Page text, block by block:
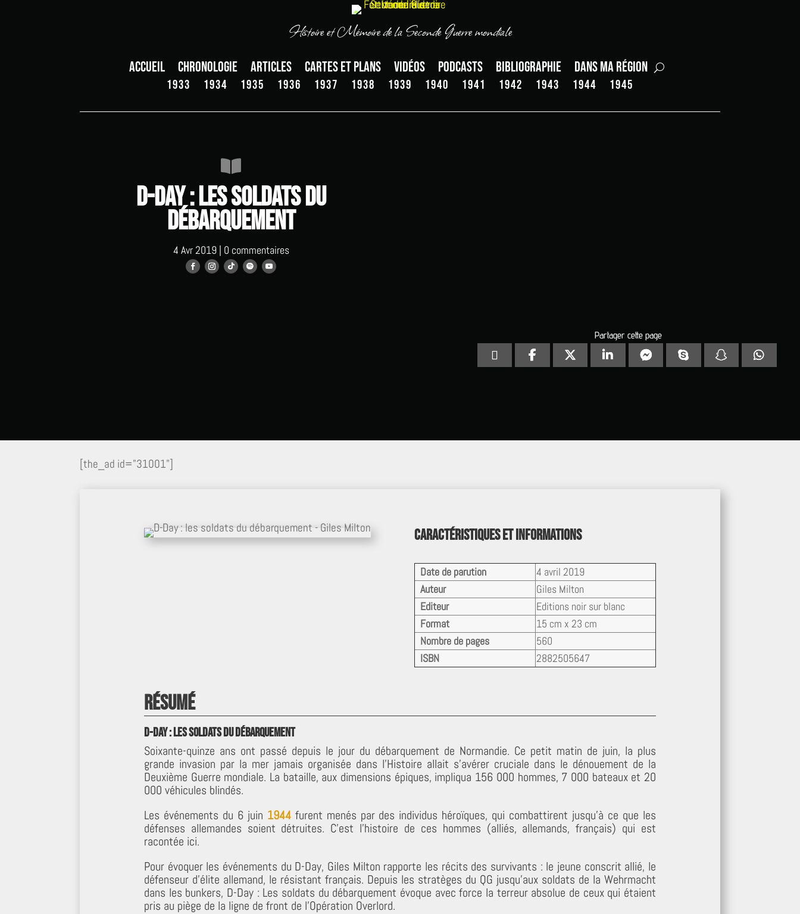
Histoire et Mémoire de la Seconde Guerre mondiale
Accueil Chronologie Articles Cartes et plans Vidéos Podcasts Bibliographie Dans ma région
1933 1934 1935 1936 1937 1938 1939 1940 1941 1942 1943 1944 1945

D-Day : les soldats du
débarquement
4 Avr 2019| 0 commentaires
Partager cette page
[the_ad id="31001"]
Caractéristiques et informations
Date de parution
4 avril 2019
Auteur
Giles Milton
Editeur
Editions noir sur blanc
Format
15 cm x 23 cm
Nombre de pages
560
ISBN
2882505647
Résumé
D-Day : les soldats du Débarquement
Soixante-quinze ans ont passé depuis le jour du débarquement de Normandie. Ce petit matin de juin, la plus
grande invasion par la mer jamais organisée dans l’Histoire allait s’avérer cruciale dans le dénouement de la
Deuxième Guerre mondiale. La bataille, aux dimensions épiques, impliqua 156 000 hommes, 7 000 bateaux et 20
000 véhicules blindés.
Les événements du 6 juin 1944furent menés par des individus héroïques, qui combattirent jusqu’à ce que les
défenses allemandes soient détruites. C’est l’histoire de ces hommes (alliés, allemands, français) qui est
racontée ici.
Pour évoquer les événements du D-Day, Giles Milton rapporte les récits des survivants : le jeune conscrit allié, le
défenseur d’élite allemand, le résistant français. Depuis les stratèges du QG jusqu’aux soldats de la Wehrmacht
dans les bunkers, D-Day : Les soldats du débarquement évoque avec force la terreur absolue de ceux qui étaient
pris au piège de la ligne de front de l’Opération Overlord.